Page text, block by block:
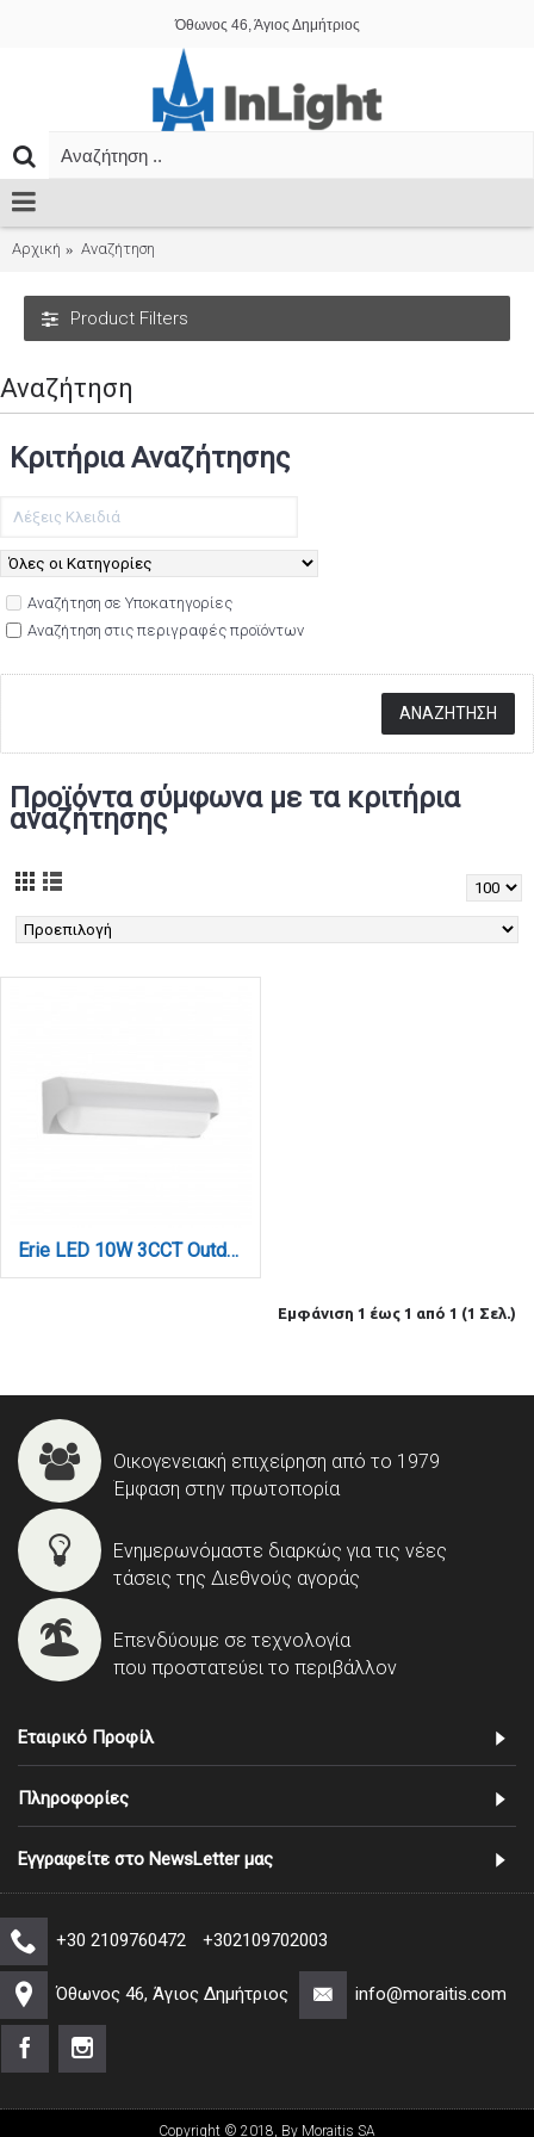
Όθωνος 46, Άγιος Δημήτριος
Αρχική Αναζήτηση
Product Filters
Αναζήτηση
Κριτήρια Αναζήτησης
Αναζήτηση σε Υποκατηγορίες
Αναζήτηση στις περιγραφές προϊόντων
Προϊόντα σύμφωνα με τα κριτήρια
αναζήτησης
Erie LED 10W 3CCT Outdoor Wall Lamp White D:26,1cmx7cm (80203020)
Εμφάνιση 1 έως 1 από 1 (1 Σελ.)
Οικογενειακή επιχείρηση από το 1979
Έμφαση στην πρωτοπορία
Ενημερωνόμαστε διαρκώς για τις νέες
τάσεις της Διεθνούς αγοράς
Επενδύουμε σε τεχνολογία
που προστατεύει το περιβάλλον
Εταιρικό Προφίλ
Πληροφορίες
Εγγραφείτε στο NewsLetter μας
+30 2109760472 +302109702003
Όθωνος 46, Άγιος Δημήτριος info@moraitis.com
Copyright © 2018, By Moraitis SA